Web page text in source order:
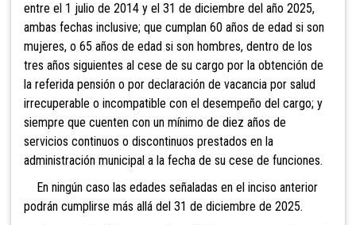
entre el 1 julio de 2014 y el 31 de diciembre del año 2025,
ambas fechas inclusive; que cumplan 60 años de edad si son
mujeres, o 65 años de edad si son hombres, dentro de los
tres años siguientes al cese de su cargo por la obtención de
la referida pensión o por declaración de vacancia por salud
irrecuperable o incompatible con el desempeño del cargo; y
siempre que cuenten con un mínimo de diez años de
servicios continuos o discontinuos prestados en la
administración municipal a la fecha de su cese de funciones.
En ningún caso las edades señaladas en el inciso anterior
podrán cumplirse más allá del 31 de diciembre de 2025.